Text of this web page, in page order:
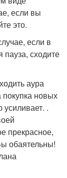
если вы
это.
если в
сходите
аура
покупка новых
.
прекрасное,
обаятельны!